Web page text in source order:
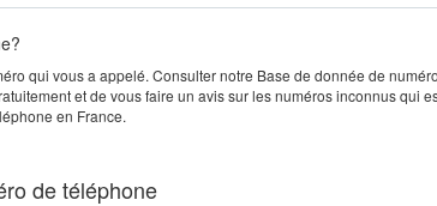
qui vous a appelé. Consulter notre Base de donnée de
et de vous faire un avis sur les numéros inconnus qui
en France.
de téléphone